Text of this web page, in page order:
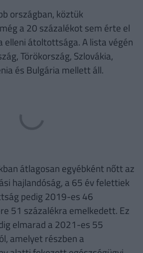
országban, köztük
a 20 százalékot sem érte el
elleni átoltottsága. A lista végén
Törökország, Szlovákia,
és Bulgária mellett áll.
átlagosan egyébként nőtt az
hajlandóság, a 65 év felettiek
pedig 2019-es 46
51 százalékra emelkedett. Ez
elmarad a 2021-es 55
amelyet részben a